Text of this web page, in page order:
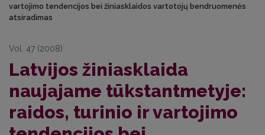
vartojimo tendencijos bei žiniasklaidos vartotojų bendruomenės
atsiradimas
Vol. 47 (2008)
Latvijos žiniasklaida
naujajame tūkstantmetyje:
raidos, turinio ir vartojimo